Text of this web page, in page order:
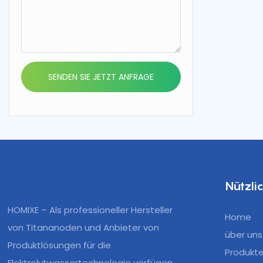
SENDEN SIE JETZT ANFRAGE
HOMIXE – Als professioneller Hersteller
von Titananoden und Anbieter von
Produktlösungen für die
Home
über uns
Produkte